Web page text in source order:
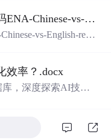
技创新与产业创新认知网络分析的网站平替代码ENA-Chinese-vs-English-reproducible.zip
vs-English-repro
效率？.docx
，深度探索AI技术
科技创新与产业创新